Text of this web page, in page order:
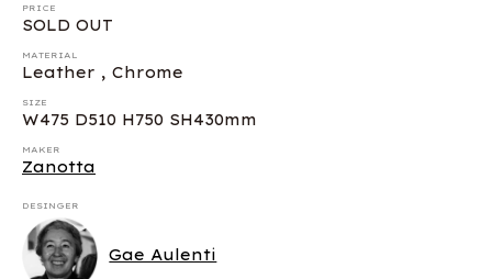
PRICE
SOLD OUT
MATERIAL
Leather , Chrome
SIZE
W475 D510 H750 SH430mm
MAKER
Zanotta
DESINGER
Gae Aulenti